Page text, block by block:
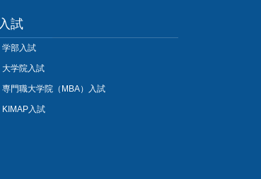
入試
学部入試
大学院入試
専門職大学院（MBA）入試
KIMAP入試